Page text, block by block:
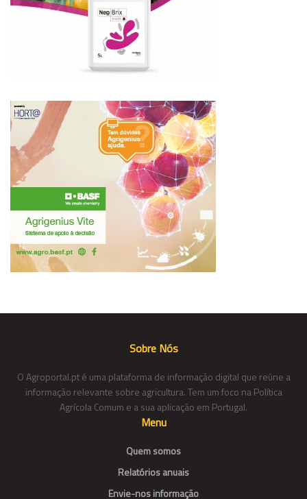
Sobre Nós
O Agroportal.pt é uma plataforma de informação digital que reúne a
informação relevante sobre agricultura. Tem um foco na Política
Agrícola Comum e a sua aplicação em Portugal.
Menu
Quem somos
Relatórios anuais
Envie-nos informação